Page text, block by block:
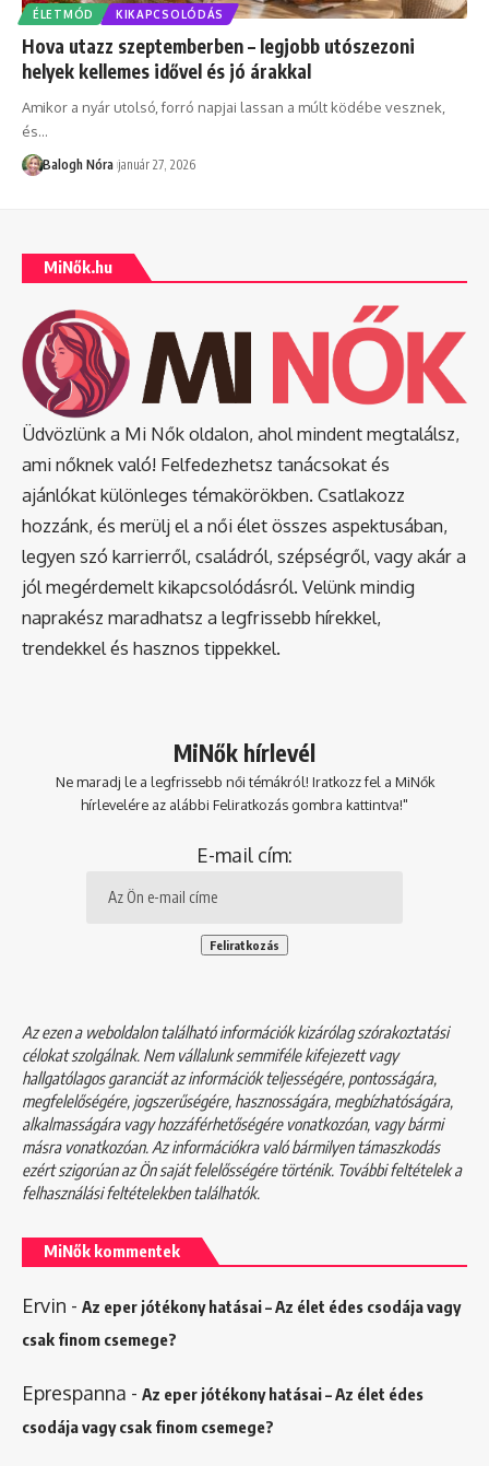
ÉLETMÓD KIKAPCSOLÓDÁS
Hova utazz szeptemberben – legjobb utószezoni
helyek kellemes idővel és jó árakkal
Amikor a nyár utolsó, forró napjai lassan a múlt ködébe vesznek,
és…
Balogh Nóra január 27, 2026
MiNők.hu
Üdvözlünk a Mi Nők oldalon, ahol mindent megtalálsz,
ami nőknek való! Felfedezhetsz tanácsokat és
ajánlókat különleges témakörökben. Csatlakozz
hozzánk, és merülj el a női élet összes aspektusában,
legyen szó karrierről, családról, szépségről, vagy akár a
jól megérdemelt kikapcsolódásról. Velünk mindig
naprakész maradhatsz a legfrissebb hírekkel,
trendekkel és hasznos tippekkel.
MiNők hírlevél
Ne maradj le a legfrissebb női témákról! Iratkozz fel a MiNők
hírlevelére az alábbi Feliratkozás gombra kattintva!"
E-mail cím:
Az ezen a weboldalon található információk kizárólag szórakoztatási
célokat szolgálnak. Nem vállalunk semmiféle kifejezett vagy
hallgatólagos garanciát az információk teljességére, pontosságára,
megfelelőségére, jogszerűségére, hasznosságára, megbízhatóságára,
alkalmasságára vagy hozzáférhetőségére vonatkozóan, vagy bármi
másra vonatkozóan. Az információkra való bármilyen támaszkodás
ezért szigorúan az Ön saját felelősségére történik. További feltételek a
felhasználási feltételekbentalálhatók.
MiNők kommentek
Ervin - Az eper jótékony hatásai – Az élet édes csodája vagy
csak finom csemege?
Eprespanna - Az eper jótékony hatásai – Az élet édes
csodája vagy csak finom csemege?